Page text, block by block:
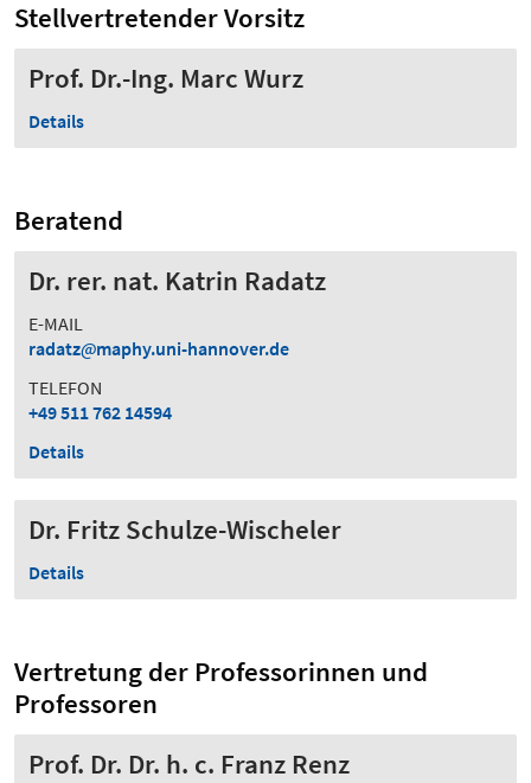
Stellvertretender Vorsitz
Prof. Dr.-Ing. Marc Wurz
Details
Beratend
Dr. rer. nat. Katrin Radatz
E-MAIL
radatz
maphy.uni-hannover.de
TELEFON
+49 511 762 14594
Details
Dr. Fritz Schulze-Wischeler
Details
Vertretung der Professorinnen und
Professoren
Prof. Dr. Dr. h. c. Franz Renz